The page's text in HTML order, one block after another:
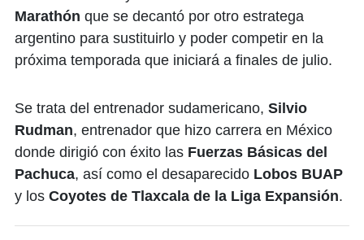
Marathón que se decantó por otro estratega
argentino para sustituirlo y poder competir en la
próxima temporada que iniciará a finales de julio.
Se trata del entrenador sudamericano, Silvio
Rudman, entrenador que hizo carrera en México
donde dirigió con éxito las Fuerzas Básicas del
Pachuca, así como el desaparecido Lobos BUAP
y los Coyotes de Tlaxcala de la Liga Expansión.